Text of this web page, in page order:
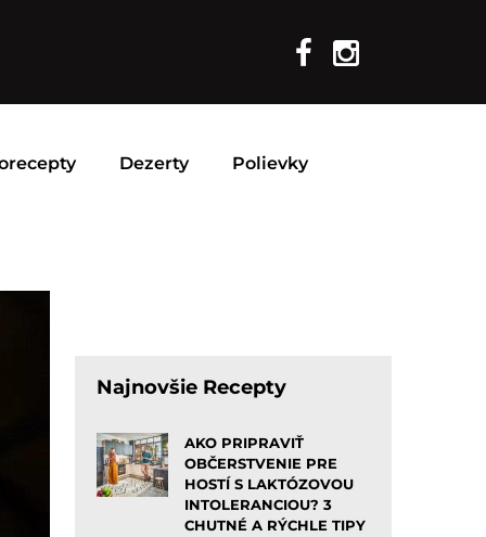
Dezerty Polievky
Najnovšie Recepty
AKO PRIPRAVIŤ
OBČERSTVENIE PRE
HOSTÍ S LAKTÓZOVOU
INTOLERANCIOU? 3
CHUTNÉ A RÝCHLE TIPY